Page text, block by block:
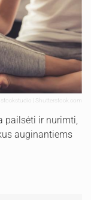
| Shutterstock.com
pailsėti ir nurimti,
auginantiems